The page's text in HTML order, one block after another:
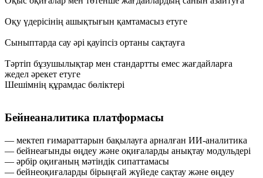
Оқу үдерісінің ашықтығын қамтамасыз етуге
Сыныптарда сау әрі қауіпсіз ортаны сақтауға
Тәртіп бұзушылықтар мен стандартты емес жағдайларға
жедел әрекет етуге
Шешімнің құрамдас бөліктері
Бейнеаналитика платформасы
— мектеп ғимараттарын бақылауға арналған ИИ-аналитика
— бейнеағынды өңдеу және оқиғаларды анықтау модульдері
— әрбір оқиғаның мәтіндік сипаттамасы
— бейнеоқиғаларды бірыңғай жүйеде сақтау және өңдеу